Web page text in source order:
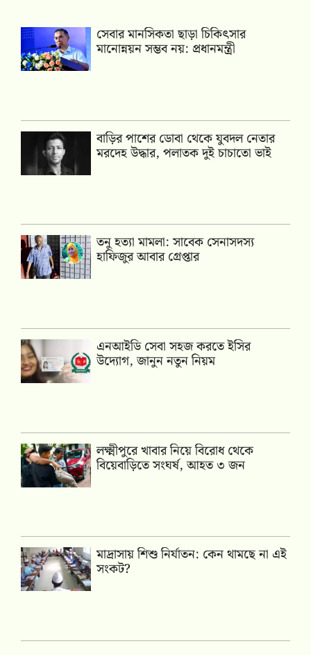
সেবার মানসিকতা ছাড়া চিকিৎসার
মানোন্নয়ন সম্ভব নয়: প্রধানমন্ত্রী
বাড়ির পাশের ডোবা থেকে যুবদল নেতার
মরদেহ উদ্ধার, পলাতক দুই চাচাতো ভাই
তনু হত্যা মামলা: সাবেক সেনাসদস্য
হাফিজুর আবার গ্রেপ্তার
এনআইডি সেবা সহজ করতে ইসির
উদ্যোগ, জানুন নতুন নিয়ম
লক্ষ্মীপুরে খাবার নিয়ে বিরোধ থেকে
বিয়েবাড়িতে সংঘর্ষ, আহত ৩ জন
মাদ্রাসায় শিশু নির্যাতন: কেন থামছে না এই
সংকট?